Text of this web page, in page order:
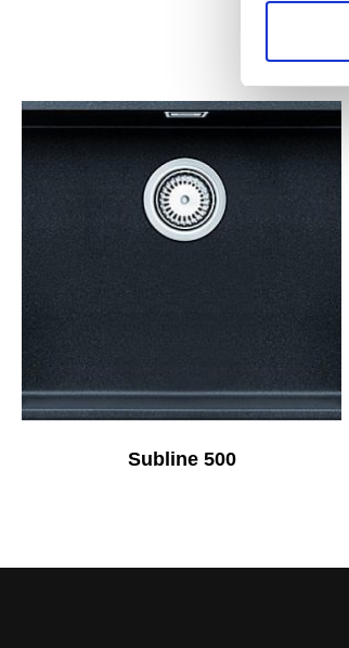
Subline 500